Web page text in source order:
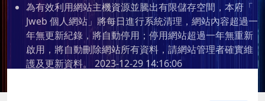
為有效利用網站主機資源並騰出有限儲存空間，本府「
Jweb 個人網站」將每日進行系統清理，網站內容超過一
年無更新紀錄，將自動停用；停用網站超過一年無重新
啟用，將自動刪除網站所有資料，請網站管理者確實維
護及更新資料。 2023-12-29 14:16:06